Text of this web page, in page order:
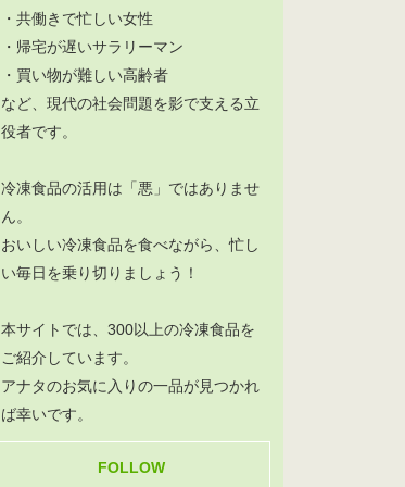
・共働きで忙しい女性
・帰宅が遅いサラリーマン
・買い物が難しい高齢者
など、現代の社会問題を影で支える立
役者です。
冷凍食品の活用は「悪」ではありませ
ん。
おいしい冷凍食品を食べながら、忙し
い毎日を乗り切りましょう！
本サイトでは、300以上の冷凍食品を
ご紹介しています。
アナタのお気に入りの一品が見つかれ
ば幸いです。
FOLLOW